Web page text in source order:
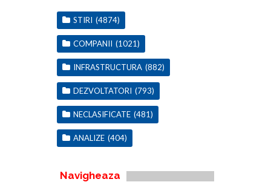
STIRI (4874)
COMPANII (1021)
INFRASTRUCTURA (882)
DEZVOLTATORI (793)
NECLASIFICATE (481)
ANALIZE (404)
Navigheaza